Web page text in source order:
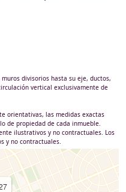
divisorios hasta su eje, ductos,
vertical exclusivamente de
orientativas, las medidas exactas
de propiedad de cada inmueble.
ilustrativos y no contractuales. Los
y no contractuales.